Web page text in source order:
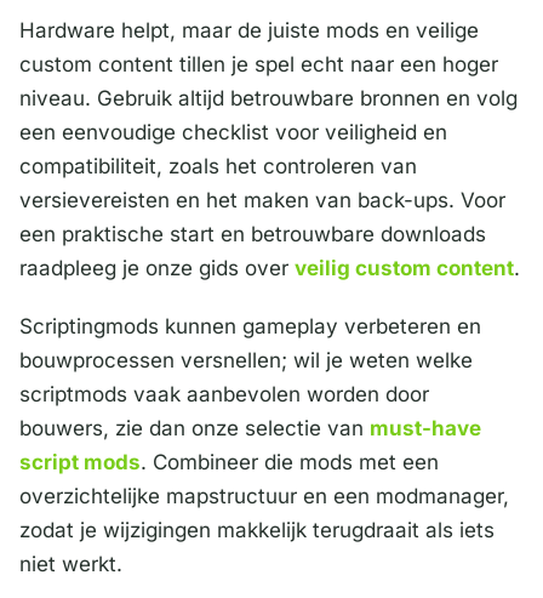
Hardware helpt, maar de juiste mods en veilige
custom content tillen je spel echt naar een hoger
niveau. Gebruik altijd betrouwbare bronnen en volg
een eenvoudige checklist voor veiligheid en
compatibiliteit, zoals het controleren van
versievereisten en het maken van back-ups. Voor
een praktische start en betrouwbare downloads
raadpleeg je onze gids over veilig custom content.
Scriptingmods kunnen gameplay verbeteren en
bouwprocessen versnellen; wil je weten welke
scriptmods vaak aanbevolen worden door
bouwers, zie dan onze selectie van must-have
script mods. Combineer die mods met een
overzichtelijke mapstructuur en een modmanager,
zodat je wijzigingen makkelijk terugdraait als iets
niet werkt.